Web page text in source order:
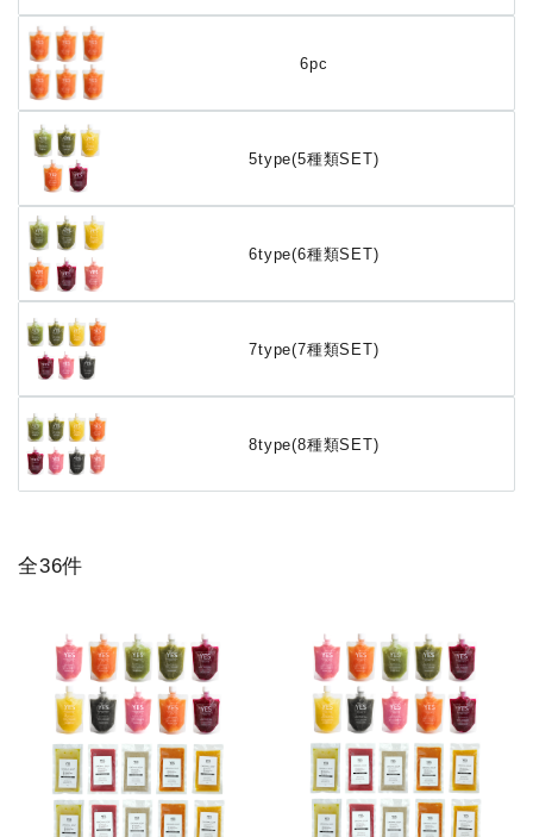
6pc
5type(5種類SET)
6type(6種類SET)
7type(7種類SET)
8type(8種類SET)
全36件